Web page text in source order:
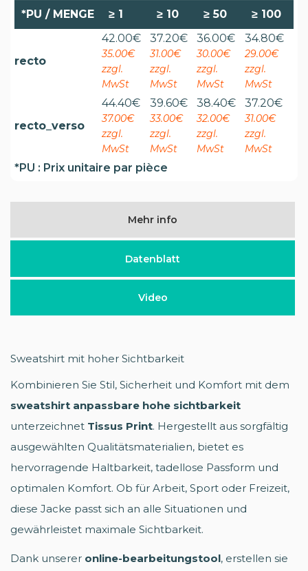
*PU / MENGE ≥ 1 ≥ 10 ≥50 ≥ 100
recto
42.00€
35.00€
zzgl.
MwSt
37.20€
31.00€
zzgl.
MwSt
36.00€
30.00€
zzgl.
MwSt
34.80€
29.00€
zzgl.
MwSt
recto_verso
44.40€
37.00€
zzgl.
MwSt
39.60€
33.00€
zzgl.
MwSt
38.40€
32.00€
zzgl.
MwSt
37.20€
31.00€
zzgl.
MwSt
*PU : Prix unitaire par pièce
Mehr info
Datenblatt
Video
Sweatshirt mit hoher Sichtbarkeit
Kombinieren Sie Stil, Sicherheit und Komfort mit dem
sweatshirt anpassbare hohe sichtbarkeit
unterzeichnet Tissus Print. Hergestellt aus sorgfältig
ausgewählten Qualitätsmaterialien, bietet es
hervorragende Haltbarkeit, tadellose Passform und
optimalen Komfort. Ob für Arbeit, Sport oder Freizeit,
diese Jacke passt sich an alle Situationen und
gewährleistet maximale Sichtbarkeit.
Dank unserer online-bearbeitungstool, erstellen sie